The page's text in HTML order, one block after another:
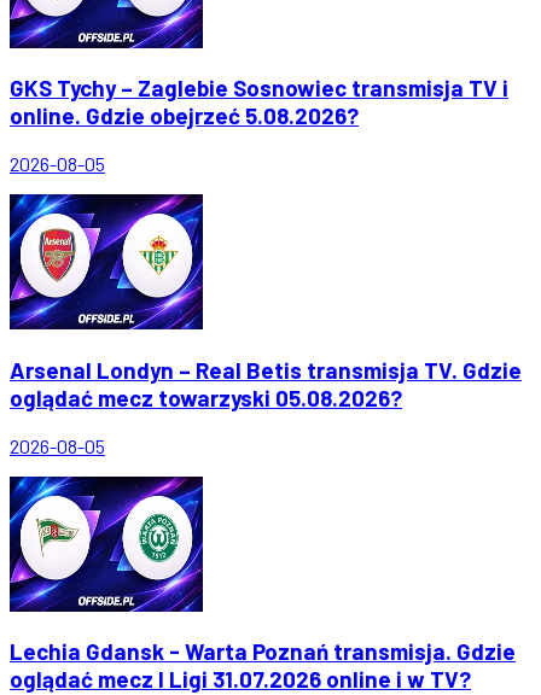
GKS Tychy – Zaglebie Sosnowiec transmisja TV i
online. Gdzie obejrzeć 5.08.2026?
2026-08-05
Arsenal Londyn – Real Betis transmisja TV. Gdzie
oglądać mecz towarzyski 05.08.2026?
2026-08-05
Lechia Gdansk - Warta Poznań transmisja. Gdzie
oglądać mecz I Ligi 31.07.2026 online i w TV?